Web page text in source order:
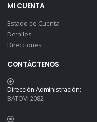
MI CUENTA
Estado de Cuenta
Detalles
Direcciones
CONTÁCTENOS
Dirección Administración:
BATOVI 2082